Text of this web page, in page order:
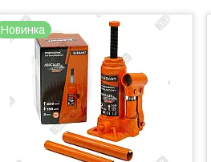
Новинка